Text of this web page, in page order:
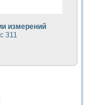
макрочастиц в
продуктов
экспериментальной
осадка в
анализа в
измерений
311